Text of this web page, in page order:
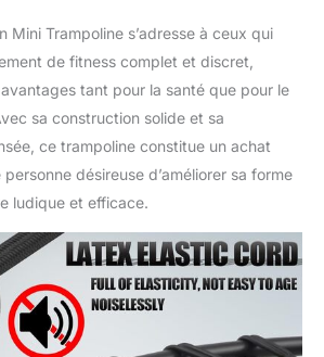
cette adresse e-mail ou à
contacter directement le
service client Amazon,
nous ferons de notre
choses correctement.
Réponse rapide dans les
24 heures. Merci
Mini Trampoline s’adresse à ceux qui
de fitness complet et discret,
tant pour la santé que pour le
sa construction solide et sa
ce trampoline constitue un achat
désireuse d’améliorer sa forme
ludique et efficace.